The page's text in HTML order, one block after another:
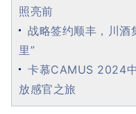
照亮前
战略签约顺丰，川酒
里”
卡慕CAMUS 2024
放感官之旅